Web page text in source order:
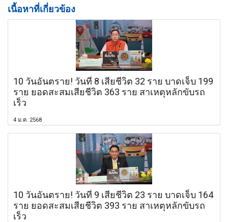
เนื้อหาที่เกี่ยวข้อง
10 วันอันตราย! วันที่ 8 เสียชีวิต 32 ราย บาดเจ็บ 199
ราย ยอดสะสมเสียชีวิต 363 ราย สาเหตุหลักขับรถ
เร็ว
4 ม.ค. 2568
10 วันอันตราย! วันที่ 9 เสียชีวิต 23 ราย บาดเจ็บ 164
ราย ยอดสะสมเสียชีวิต 393 ราย สาเหตุหลักขับรถ
เร็ว